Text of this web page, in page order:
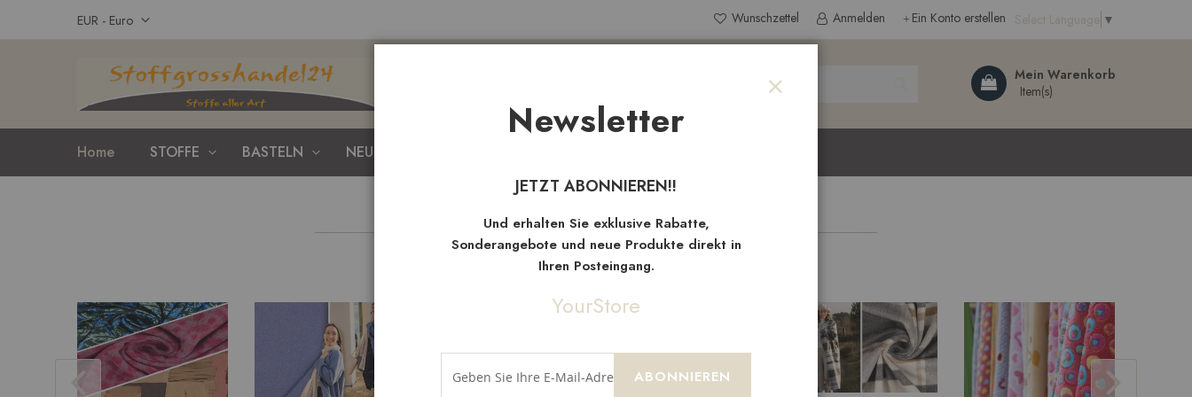
Inhalt
springen
Select Language ▼
EUR - Euro Wunschzettel Anmelden Ein Konto erstellen
Mein Warenkorb
Home STOFFE BASTELN NEUHEITEN
NeueArtikel
Newsletter
JETZT ABONNIEREN!!
Und erhalten Sie exklusive Rabatte,
Sonderangebote und neue Produkte direkt in
Ihren Posteingang.
YourStore
ABONNIEREN